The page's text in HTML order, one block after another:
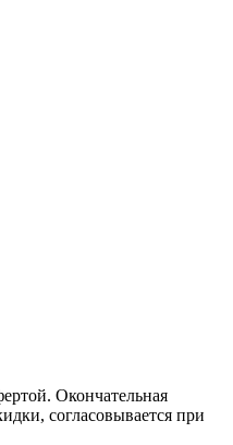
Окончательная
согласовывается при